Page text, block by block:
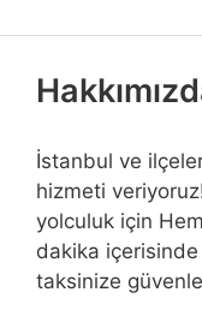
İstanbul ve
hizmeti
yolculuk için
dakika içerisinde
taksinize